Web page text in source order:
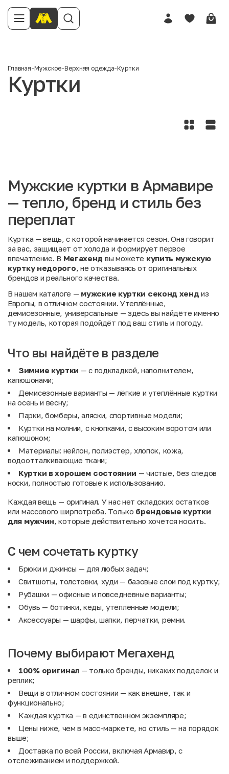
Главная-Мужское-Верхняя одежда-Куртки
Куртки
Мужские куртки в Армавире
— тепло, бренд и стиль без
переплат
Куртка — вещь, с которой начинается сезон. Она говорит
за вас, защищает от холода и формирует первое
впечатление. В Мегахенд вы можете купить мужскую
куртку недорого, не отказываясь от оригинальных
брендов и реального качества.
В нашем каталоге — мужские куртки секонд хенд из
Европы, в отличном состоянии. Утеплённые,
демисезонные, универсальные — здесь вы найдёте именно
ту модель, которая подойдёт под ваш стиль и погоду.
Что вы найдёте в разделе
Зимние куртки — с подкладкой, наполнителем,
капюшонами;
Демисезонные варианты — лёгкие и утеплённые куртки
на осень и весну;
Парки, бомберы, аляски, спортивные модели;
Куртки на молнии, с кнопками, с высоким воротом или
капюшоном;
Материалы: нейлон, полиэстер, хлопок, кожа,
водоотталкивающие ткани;
Куртки в хорошем состоянии — чистые, без следов
носки, полностью готовые к использованию.
Каждая вещь — оригинал. У нас нет складских остатков
или массового ширпотреба. Только брендовые куртки
для мужчин, которые действительно хочется носить.
С чем сочетать куртку
Брюки и джинсы — для любых задач;
Свитшоты, толстовки, худи — базовые слои под куртку;
Рубашки — офисные и повседневные варианты;
Обувь — ботинки, кеды, утеплённые модели;
Аксессуары — шарфы, шапки, перчатки, ремни.
Почему выбирают Мегахенд
100% оригинал — только бренды, никаких подделок и
реплик;
Вещи в отличном состоянии — как внешне, так и
функционально;
Каждая куртка — в единственном экземпляре;
Цены ниже, чем в масс-маркете, но стиль — на порядок
выше;
Доставка по всей России, включая Армавир, с
отслеживанием и поддержкой.